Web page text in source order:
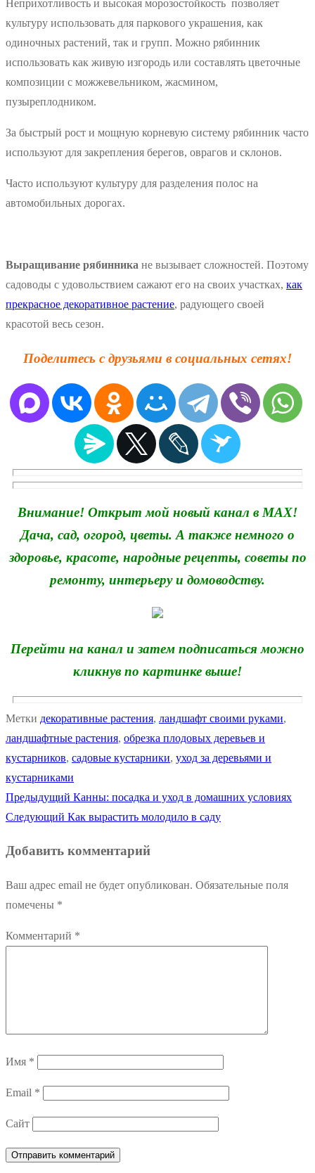
Неприхотливость и высокая морозостойкость позволяет
культуру использовать для паркового украшения, как
одиночных растений, так и групп. Можно рябинник
использовать как живую изгородь или составлять цветочные
композиции с можжевельником, жасмином,
пузыреплодником.
За быстрый рост и мощную корневую систему рябинник часто
используют для закрепления берегов, оврагов и склонов.
Часто используют культуру для разделения полос на
автомобильных дорогах.
Выращивание рябинника не вызывает сложностей. Поэтому
садоводы с удовольствием сажают его на своих участках, как
прекрасное декоративное растение, радующего своей
красотой весь сезон.
Поделитесь с друзьями в социальных сетях!
Внимание! Открыт мой новый канал в MAX!
Дача, сад, огород, цветы. А также немного о
здоровье, красоте, народные рецепты, советы по
ремонту, интерьеру и домоводству.
Перейти на канал и затем подписаться можно
кликнув по картинке выше!
Метки декоративные растения, ландшафт своими руками,
ландшафтные растения, обрезка плодовых деревьев и
кустарников, садовые кустарники, уход за деревьями и
кустарниками
Навигация
записям
Предыдущий Предыдущая
запись:
Канны: посадка и уход в домашних условиях
Следующий Следующая
Как вырастить молодило в саду
Добавить комментарий
Ваш адрес email не будет опубликован. Обязательные поля
помечены *
Комментарий *
Имя *
Email *
Сайт